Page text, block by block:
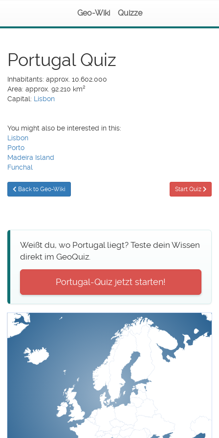
Geo-Wiki Quizze
Portugal Quiz
Inhabitants: approx. 10.602.000
Area: approx. 92.210 km²
Capital: Lisbon
You might also be interested in this:
Lisbon
Porto
Madeira Island
Funchal
Back to Geo-Wiki Start Quiz
Weißt du, wo Portugal liegt? Teste dein Wissen
direkt im GeoQuiz.
Portugal-Quiz jetzt starten!